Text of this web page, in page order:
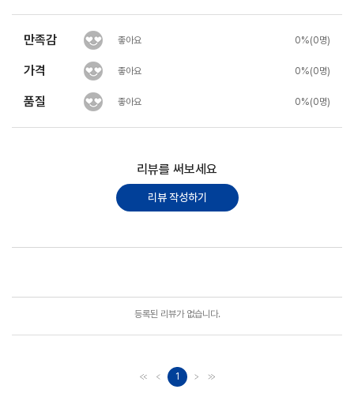
만족감 좋아요 0%(0명)
가격 좋아요 0%(0명)
품질 좋아요 0%(0명)
리뷰를 써보세요
리뷰 작성하기
등록된 리뷰가 없습니다.
1